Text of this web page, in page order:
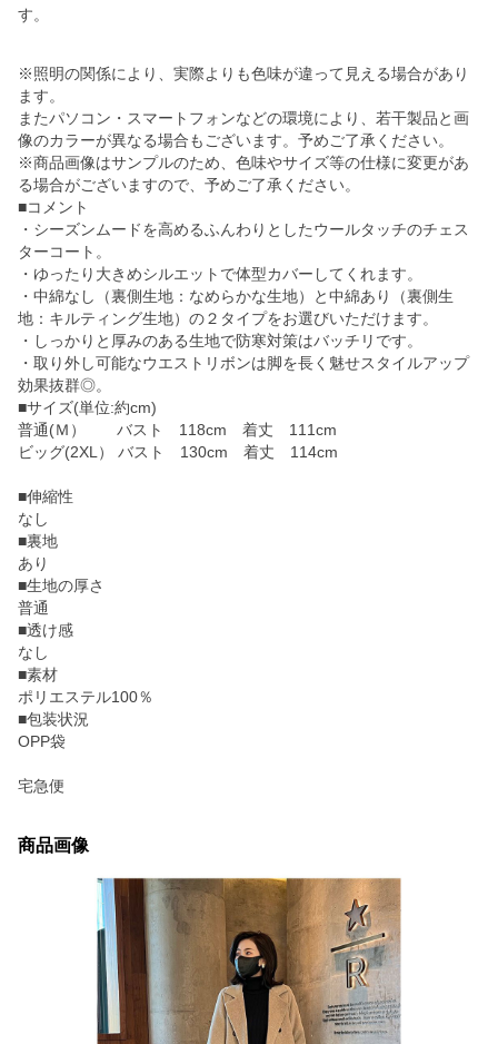
す。
※照明の関係により、実際よりも色味が違って見える場合があり
ます。
またパソコン・スマートフォンなどの環境により、若干製品と画
像のカラーが異なる場合もございます。予めご了承ください。
※商品画像はサンプルのため、色味やサイズ等の仕様に変更があ
る場合がございますので、予めご了承ください。
■コメント
・シーズンムードを高めるふんわりとしたウールタッチのチェス
ターコート。
・ゆったり大きめシルエットで体型カバーしてくれます。
・中綿なし（裏側生地：なめらかな生地）と中綿あり（裏側生
地：キルティング生地）の２タイプをお選びいただけます。
・しっかりと厚みのある生地で防寒対策はバッチリです。
・取り外し可能なウエストリボンは脚を長く魅せスタイルアップ
効果抜群◎。
■サイズ(単位:約cm)
普通(Ｍ） バスト 118cm 着丈 111cm
ビッグ(2XL） バスト 130cm 着丈 114cm
■伸縮性
なし
■裏地
あり
■生地の厚さ
普通
■透け感
なし
■素材
ポリエステル100％
■包装状況
OPP袋
宅急便
商品画像